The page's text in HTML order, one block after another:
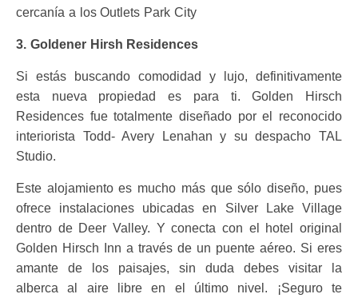
cercanía a los Outlets Park City
3. Goldener Hirsh Residences
Si estás buscando comodidad y lujo, definitivamente
esta nueva propiedad es para ti. Golden Hirsch
Residences fue totalmente diseñado por el reconocido
interiorista Todd- Avery Lenahan y su despacho TAL
Studio.
Este alojamiento es mucho más que sólo diseño, pues
ofrece instalaciones ubicadas en Silver Lake Village
dentro de Deer Valley. Y conecta con el hotel original
Golden Hirsch Inn a través de un puente aéreo. Si eres
amante de los paisajes, sin duda debes visitar la
alberca al aire libre en el último nivel. ¡Seguro te